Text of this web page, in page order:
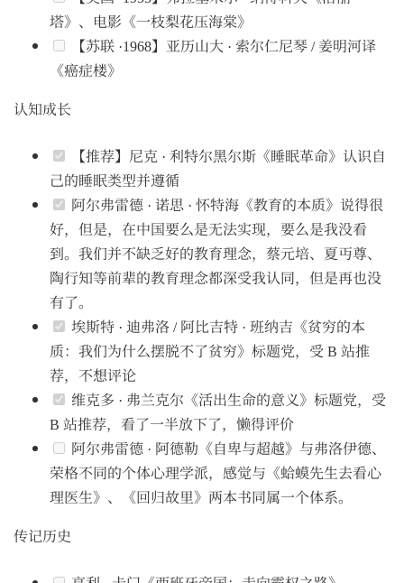
塔》、电影《一枝梨花压海棠》
【苏联 ·1968】亚历山大 · 索尔仁尼琴 / 姜明河译
《癌症楼》
认知成长
【推荐】尼克 · 利特尔黑尔斯《睡眠革命》认识自
己的睡眠类型并遵循
阿尔弗雷德 · 诺思 · 怀特海《教育的本质》说得很
好，但是，在中国要么是无法实现，要么是我没看
到。我们并不缺乏好的教育理念，蔡元培、夏丏尊、
陶行知等前辈的教育理念都深受我认同，但是再也没
有了。
埃斯特 · 迪弗洛 / 阿比吉特 · 班纳吉《贫穷的本
质：我们为什么摆脱不了贫穷》标题党，受 B 站推
荐，不想评论
维克多 · 弗兰克尔《活出生命的意义》标题党，受
B 站推荐，看了一半放下了，懒得评价
阿尔弗雷德 · 阿德勒《自卑与超越》与弗洛伊德、
荣格不同的个体心理学派，感觉与《蛤蟆先生去看心
理医生》、《回归故里》两本书同属一个体系。
传记历史